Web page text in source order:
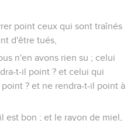
point ceux qui sont traînés
d'être tués,
n'en avons rien su ; celui
t-il point ? et celui qui
? et ne rendra-t-il point à
est bon ; et le rayon de miel,